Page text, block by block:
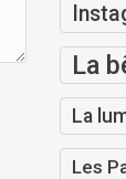
La
La
Les